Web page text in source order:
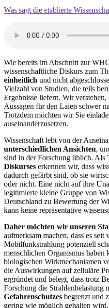
Was sagt die etablierte
Wie bereits im Abschnitt zur
wissenschaftliche Diskurs zum
einheitlich und nicht
Vielzahl von Studien, die teils
Ergebnisse liefern. Wir
Aussagen für den Laien schwer
Trotzdem möchten wir Sie
auseinanderzusetzen.
Wissenschaft lebt von der
unterschiedlichen Ansichten,
sind in der Forschung üblich. Als
Diskurses erkennen wir, dass
dadurch gefärbt sind, ob sie
oder nicht. Eine nicht auf ihre
legitimierte kleine Gruppe von
Deutschland zu Bewertung der
kann keine repräsentative
Daher möchten wir unseren
aufmerksam machen, dass es seit
Mobilfunkstrahlung potenziell
menschlichen Organismus
biologischen Wirkmechanismen
die Auswirkungen auf zelluläre
ergründet und belegt, dass trotz
Forschung die Strahlenbelastung
Gefahrenschutzes begrenzt und
gering wie möglich gehalten wird.